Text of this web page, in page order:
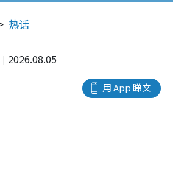
热话
2026.08.05
用 App 睇文